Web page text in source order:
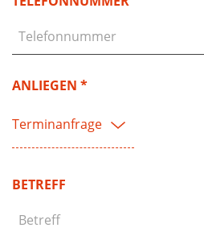
ANLIEGEN *
Terminanfrage
BETREFF